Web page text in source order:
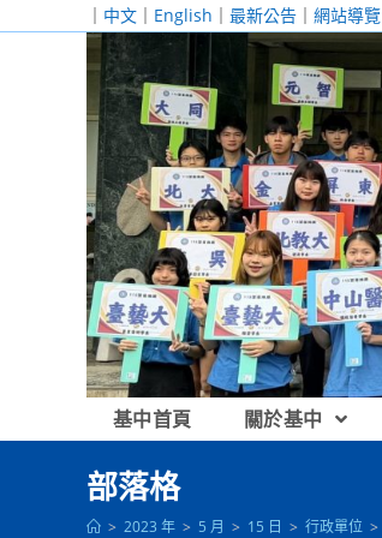
｜ 中文 ｜ English ｜ 最新公告 ｜ 網站導覽
基中首頁 關於基中
部落格
> 2023 年 > 5 月 > 15 日 > 行政單位 >